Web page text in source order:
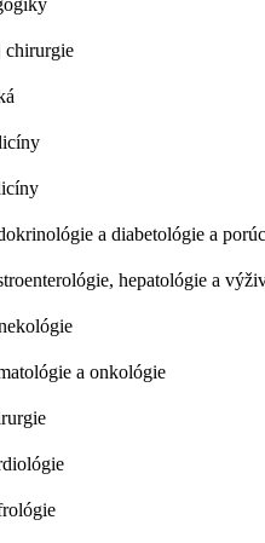
chirurgie
a diabetológie a
hepatológie a
a onkológie